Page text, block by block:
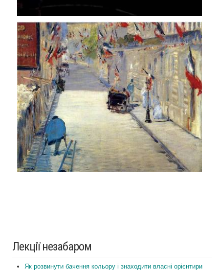
Лекції незабаром
Як розвинути бачення кольору і знаходити власні орієнтири